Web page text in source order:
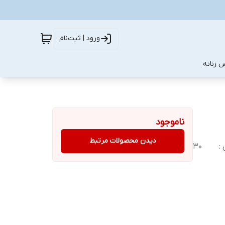
ورود | ثبت‌نام
زنانه
:
۳۰
ناموجود
دیدن محصولات مرتبط